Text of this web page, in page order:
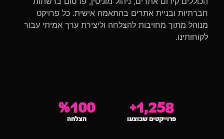
חברתיות ובניית אתרים בהתאמה אישית. כל פרויקט
מנוהל מתוך מחויבות להצלחה וליצירת ערך אמיתי עבור
לקוחותינו.
פרוייקטים שבוצעו
1,258
+
הצלחה
100
%